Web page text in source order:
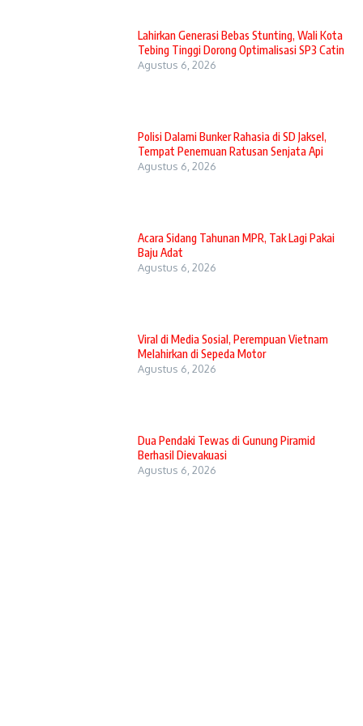
Lahirkan Generasi Bebas Stunting, Wali Kota
Tebing Tinggi Dorong Optimalisasi SP3 Catin
Agustus 6, 2026
Polisi Dalami Bunker Rahasia di SD Jaksel,
Tempat Penemuan Ratusan Senjata Api
Agustus 6, 2026
Acara Sidang Tahunan MPR, Tak Lagi Pakai
Baju Adat
Agustus 6, 2026
Viral di Media Sosial, Perempuan Vietnam
Melahirkan di Sepeda Motor
Agustus 6, 2026
Dua Pendaki Tewas di Gunung Piramid
Berhasil Dievakuasi
Agustus 6, 2026